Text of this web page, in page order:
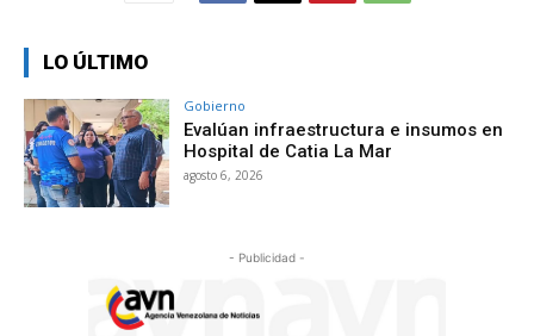
LO ÚLTIMO
Gobierno
Evalúan infraestructura e insumos en
Hospital de Catia La Mar
agosto 6, 2026
- Publicidad -